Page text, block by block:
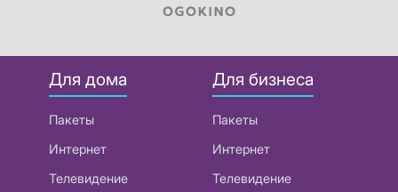
Для дома
Пакеты
Интернет
Телевидение
Для бизнеса
Пакеты
Интернет
Телевидение